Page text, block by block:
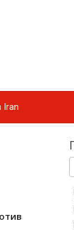
Iran